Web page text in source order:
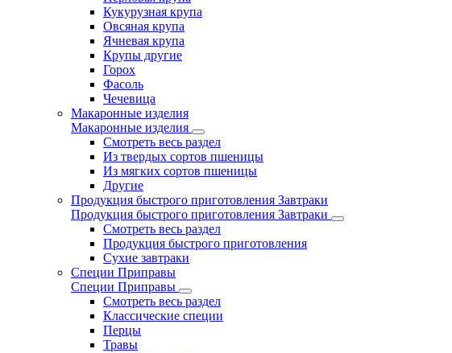
Кукурузная крупа
Овсяная крупа
Ячневая крупа
Крупы другие
Горох
Фасоль
Чечевица
Макаронные изделия
Макаронные изделия
Смотреть весь раздел
Из твердых сортов пшеницы
Из мягких сортов пшеницы
Другие
Продукция быстрого приготовления Завтраки
Продукция быстрого приготовления Завтраки
Смотреть весь раздел
Продукция быстрого приготовления
Сухие завтраки
Специи Приправы
Специи Приправы
Смотреть весь раздел
Классические специи
Перцы
Травы